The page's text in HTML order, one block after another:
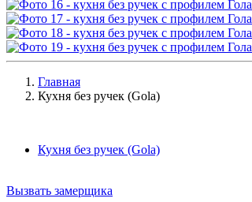
Главная
Кухня без ручек (Gola)
Кухня без ручек (Gola)
Вызвать замерщика